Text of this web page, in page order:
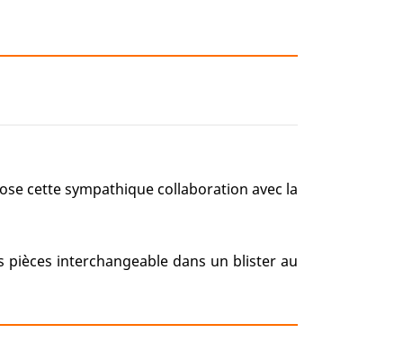
cette sympathique collaboration avec la
interchangeable dans un blister au